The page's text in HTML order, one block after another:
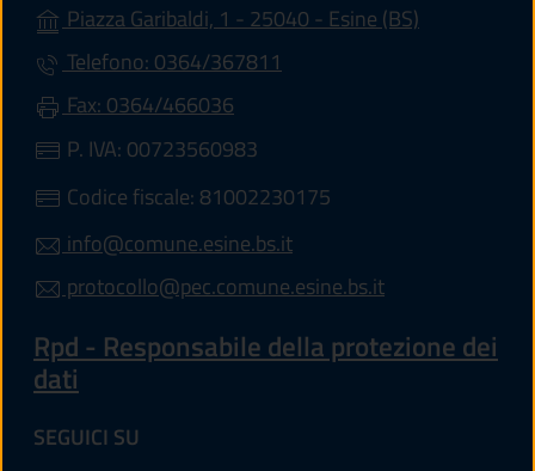
Piazza Garibaldi, 1 - 25040 - Esine (BS)
Telefono: 0364/367811
Fax: 0364/466036
P. IVA: 00723560983
Codice fiscale: 81002230175
info@comune.esine.bs.it
protocollo@pec.comune.esine.bs.it
Rpd - Responsabile della protezione dei
dati
SEGUICI SU